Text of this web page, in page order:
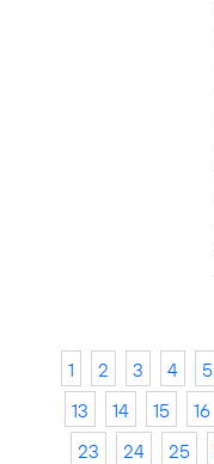
1 2 3 4 5
13
14 15 16
23
24 25